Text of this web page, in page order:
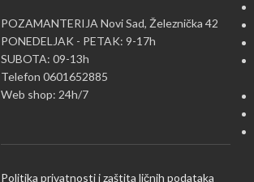
POZAMANTERIJA Novi Sad, Železnička 42
PONEDELJAK - PETAK: 9-17h
SUBOTA: 09-13h
Telefon 0601652885
Web shop: 24h/7
Politika privatnosti i zaštita ličnih podataka